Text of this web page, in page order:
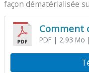
façon dématérialisée
Comment
PDF| 2,93 Mo